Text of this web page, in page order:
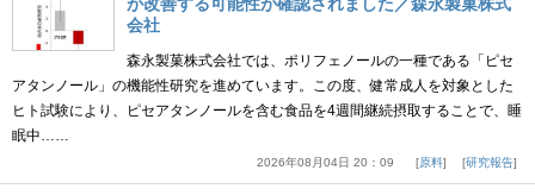
会社
森永製菓株式会社では、ポリフェノールの一種である「ピセ
アタンノール」の機能性研究を進めています。この度、健常成人を対象とした
ヒト試験により、ピセアタンノールを含む食品を4週間継続摂取することで、睡
眠中……
2026年08月04日 20：09 原料 研究報告